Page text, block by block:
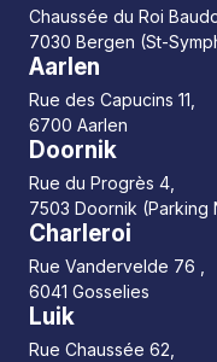
Chaussée du Roi
7030 Bergen (St-
Aarlen
Rue des Capucins 11,
6700 Aarlen
Doornik
Rue du Progrès 4,
7503 Doornik (Parking
Charleroi
Rue Vandervelde 76 ,
6041 Gosselies
Luik
Rue Chaussée 62,